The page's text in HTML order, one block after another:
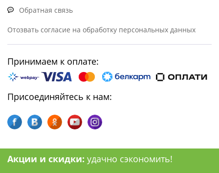
Обратная связь
Отозвать согласие на обработку персональных данных
Принимаем к оплате:
Присоединяйтесь к нам:
Акции и скидки: удачно сэкономить!